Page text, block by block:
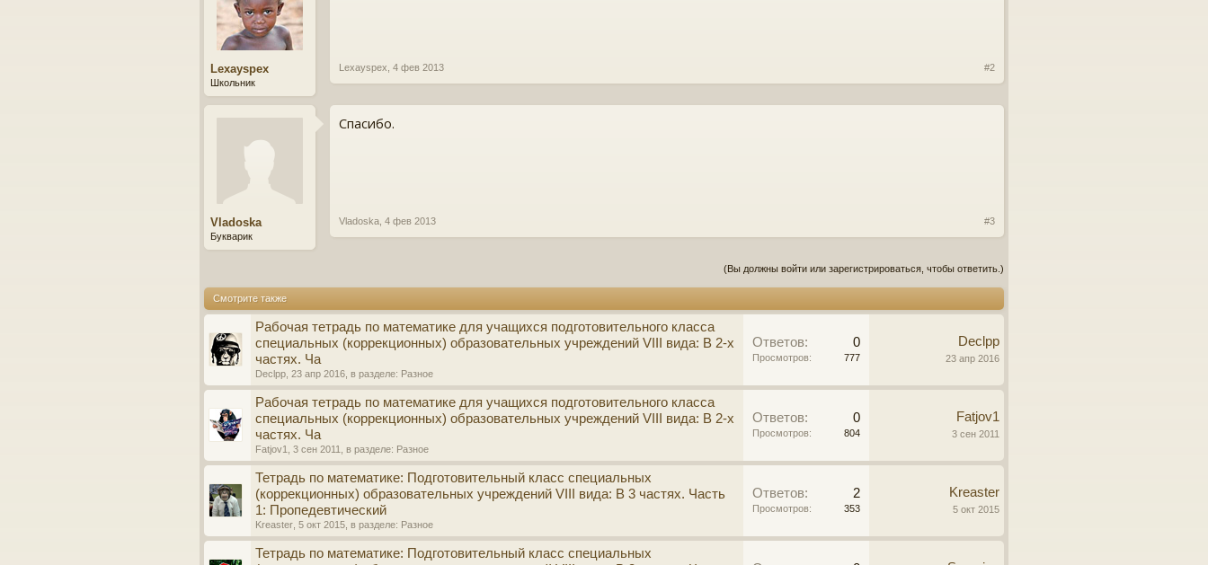
Lexayspex
Школьник
Lexayspex 4 фев 2013 #2
Vladoska
Букварик
Спасибо.
Vladoska 4 фев 2013 #3
(Вы должны войти или зарегистрироваться, чтобы ответить.)
Смотрите также
Рабочая тетрадь по математике для учащихся подготовительного класса
специальных (коррекционных) образовательных учреждений VIII вида: В 2-х
частях. Ча
Declpp 23 апр 2016 , в разделе: Разное
Ответов: 0
Просмотров: 777
Declpp
23 апр 2016
Рабочая тетрадь по математике для учащихся подготовительного класса
специальных (коррекционных) образовательных учреждений VIII вида: В 2-х
частях. Ча
Fatjov1 3 сен 2011 , в разделе: Разное
Ответов: 0
Просмотров: 804
Fatjov1
3 сен 2011
Тетрадь по математике: Подготовительный класс специальных
(коррекционных) образовательных учреждений VIII вида: В 3 частях. Часть
1: Пропедевтический
Kreaster 5 окт 2015 , в разделе: Разное
Ответов: 2
Просмотров: 353
Kreaster
5 окт 2015
Тетрадь по математике: Подготовительный класс специальных